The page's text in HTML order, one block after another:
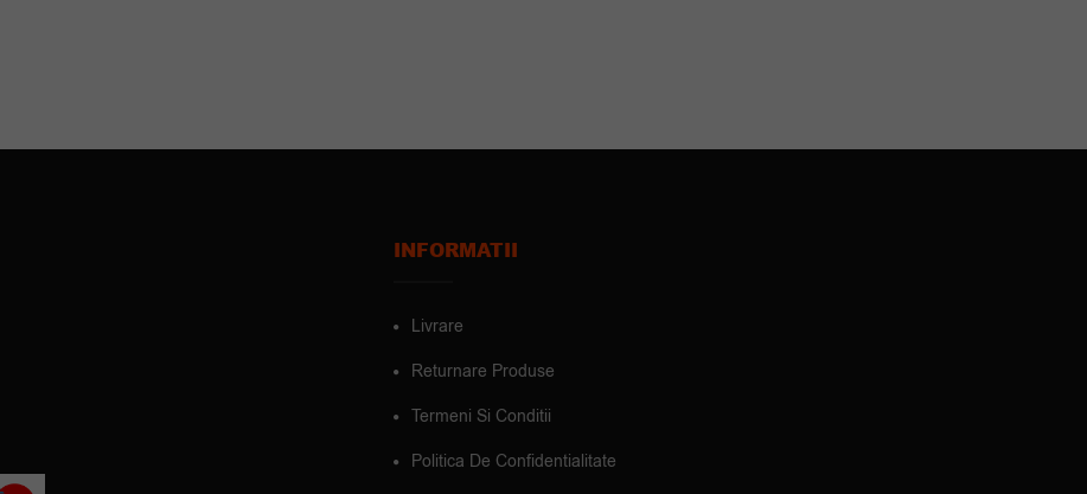
INFORMATII
Livrare
Returnare Produse
Termeni Si Conditii
Politica De Confidentialitate